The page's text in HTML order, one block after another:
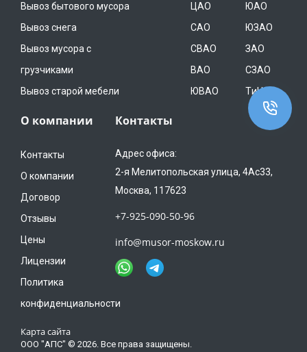
+7-925-090-50-96
Контакты
Адрес офиса:
2-я Мелитопольская улица, 4Ас33,
Москва, 117623
+7-925-090-50-96
info@musor-moskow.ru
Вывоз бытового мусора
Вывоз снега
Вывоз мусора с
грузчиками
Вывоз старой мебели
ЦАО
ЮАО
САО
ЮЗАО
СВАО
ЗАО
ВАО
СЗАО
ЮВАО
TиНАО
О компании
Контакты
О компании
Договор
Отзывы
Цены
Лицензии
Политика
конфиденциальности
Карта сайта
ООО "АПС" © 2026. Все права защищены.